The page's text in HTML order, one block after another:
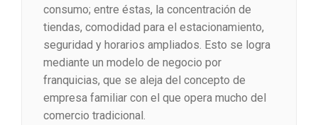
consumo; entre éstas, la concentración de
tiendas, comodidad para el estacionamiento,
seguridad y horarios ampliados. Esto se logra
mediante un modelo de negocio por
franquicias, que se aleja del concepto de
empresa familiar con el que opera mucho del
comercio tradicional.